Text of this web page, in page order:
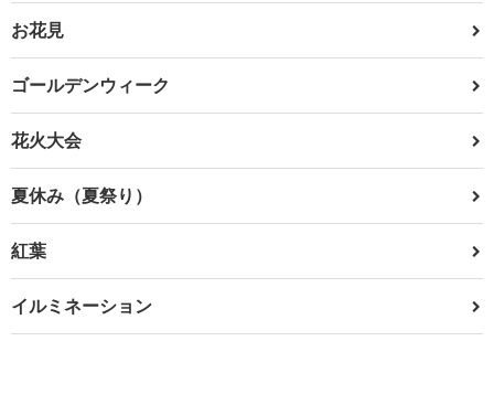
お花見
ゴールデンウィーク
花火大会
夏休み（夏祭り）
紅葉
イルミネーション